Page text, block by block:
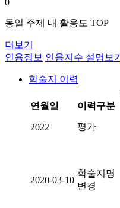
0
동일 주제 내 활용도 TOP
더보기
인용정보 인용지수 설명보기
학술지 이력
연월일
이력구분
2022 평가
2020-03-10
학술지명
변경